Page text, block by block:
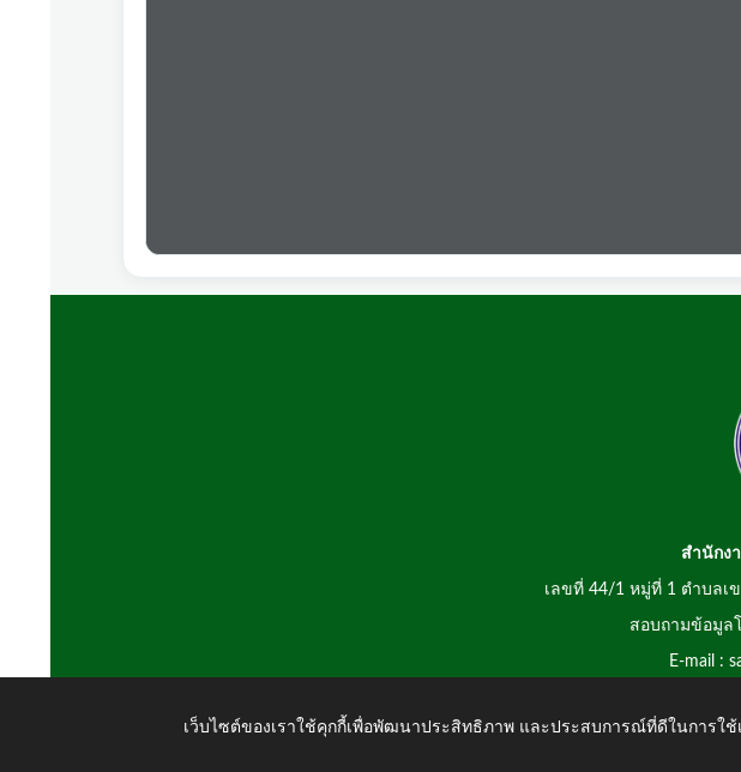
สำนักง
เลขที่ 44/1 หมู่ที่ 1 ตำบลเ
สอบถามข้อมูล
E-mail :
เว็บไซต์ของเราใช้คุกกี้เพื่อพัฒนาประสิทธิภาพ และประสบการณ์ที่ดีในการใ